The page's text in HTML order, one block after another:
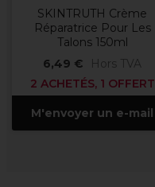
SKINTRUTH Crème
Réparatrice Pour Les
Talons 150ml
6,49 €
Hors TVA
2 ACHETÉS, 1 OFFERT
M'envoyer un e-mail